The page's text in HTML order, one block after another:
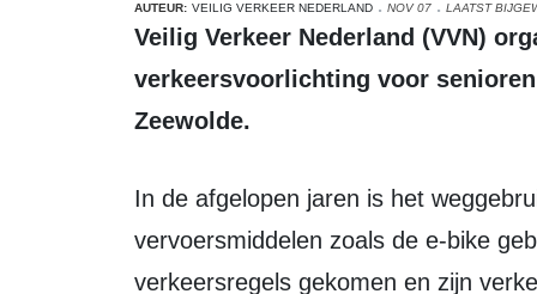
AUTEUR: VEILIG VERKEER NEDERLAND NOV 07 LAATST
Veilig Verkeer Nederland (VVN) organiseert 9 december een
verkeersvoorlichting voor
Zeewolde.
In de afgelopen jaren is het weggebruik flink veranderd. Zo maken nieuwe typen
vervoersmiddelen zoals de e-bike
verkeersregels gekomen en zijn